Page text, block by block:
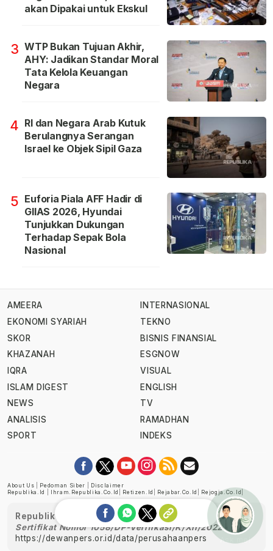
akan Dipakai untuk Ekskul
3 WTP Bukan Tujuan Akhir,
AHY: Jadikan Standar Moral
Tata Kelola Keuangan
Negara
4 RI dan Negara Arab Kutuk
Berulangnya Serangan
Israel ke Objek Sipil Gaza
5 Euforia Piala AFF Hadir di
GIIAS 2026, Hyundai
Tunjukkan Dukungan
Terhadap Sepak Bola
Nasional
AMEERA
EKONOMI SYARIAH
SKOR
KHAZANAH
IQRA
ISLAM DIGEST
NEWS
ANALISIS
SPORT
INTERNASIONAL
TEKNO
BISNIS FINANSIAL
ESGNOW
VISUAL
ENGLISH
TV
RAMADHAN
INDEKS
About Us Pedoman Siber
Disclaimer
Republika.id
Ihram.republika.co.id Retizen.id Rejabar.co.id Rejogja.co.id
Republika telah diverifikasi oleh Dewan Pers
Sertifikat Nomor 1058/DP-Verifikasi/K/XII/2022
https://dewanpers.or.id/data/perusahaanpers
Ask me!